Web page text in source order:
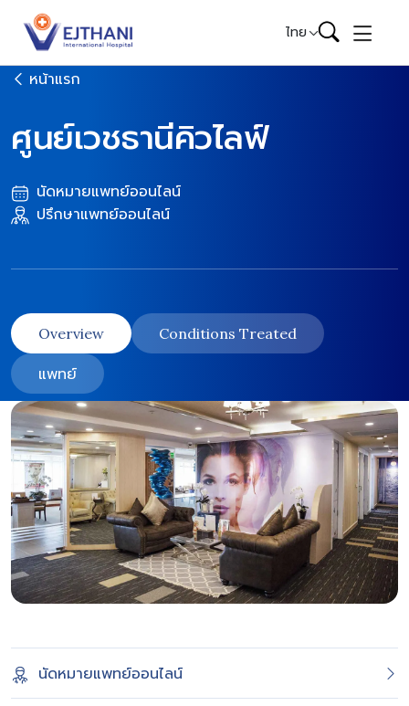
Skip to content
ไทย
หน้าแรก
ศูนย์เวชธานีคิวไลฟ์
นัดหมายแพทย์ออนไลน์
ปรึกษาแพทย์ออนไลน์
Overview Conditions Treated
แพทย์
นัดหมายแพทย์ออนไลน์